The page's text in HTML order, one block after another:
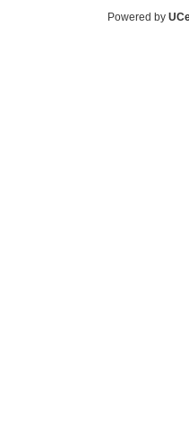
Powered by